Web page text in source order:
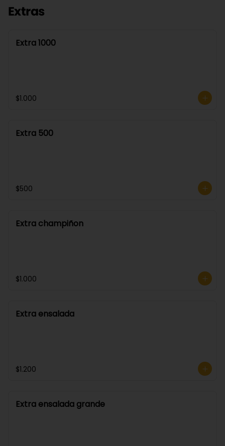
Extras
Extra 1000
$1.000
Extra 500
$500
Extra champiñon
$1.000
Extra ensalada
$1.200
Extra ensalada grande